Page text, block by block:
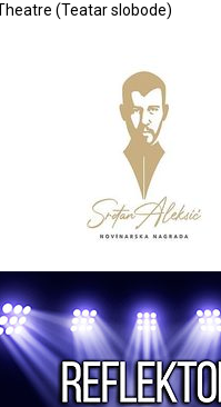
(Teatar slobode)